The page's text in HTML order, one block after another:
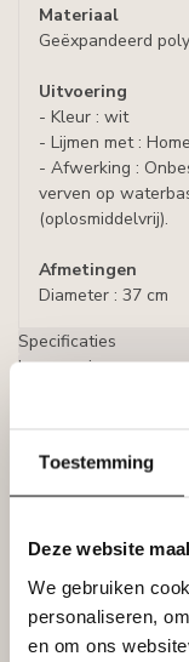
Toestemming
Deze website
We gebruiken
personaliseren,
en om ons
Materiaal
Geëxpandeerd
Uitvoering
- Kleur : wit
- Lijmen met :
- Afwerking :
verven op
(oplosmiddelvrij).
Afmetingen
Diameter : 37 cm
Specificaties
Leverancier
g)
Op voorraad